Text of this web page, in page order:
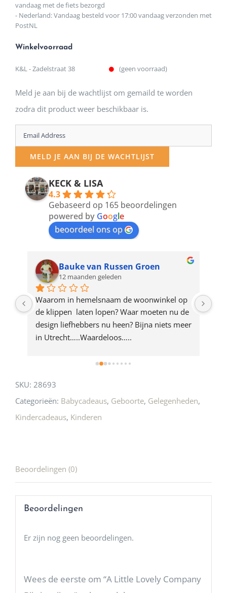
vandaag met de fiets bezorgd
- Nederland: Vandaag besteld voor 17:00 vandaag verzonden met
PostNL
Winkelvoorraad
K&L - Zadelstraat 38 (geen voorraad)
Meld je aan bij de wachtlijst om gemaild te worden
zodra dit product weer beschikbaar is.
Enter
your
email
address
product
MELD JE AAN BIJ DE WACHTLIJST
KECK & LISA
4.3
Gebaseerd op 165 beoordelingen
powered by Google
beoordeel ons op
Bauke van Russen Groen
12 maanden geleden
Waarom in hemelsnaam de woonwinkel op
de klippen  laten lopen? Waar moeten nu de
design liefhebbers nu heen? Bijna niets meer
in Utrecht…..Waardeloos…..
SKU: 28693
Categorieën: Babycadeaus, Geboorte, Gelegenheden,
Kindercadeaus, Kinderen
Beoordelingen (0)
Beoordelingen
Er zijn nog geen beoordelingen.
Wees de eerste om “A Little Lovely Company